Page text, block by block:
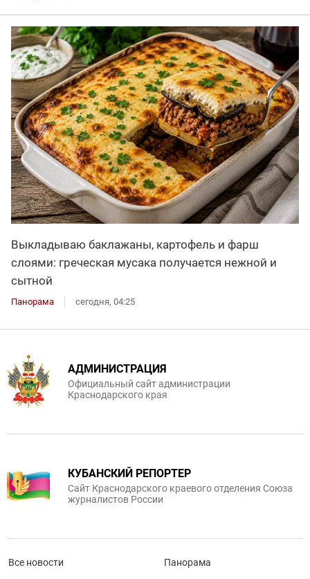
Выкладываю баклажаны, картофель и фарш
слоями: греческая мусака получается нежной и
сытной
Панорама сегодня, 04:25
АДМИНИСТРАЦИЯ
Официальный сайт администрации
Краснодарского края
КУБАНСКИЙ РЕПОРТЕР
Сайт Краснодарского краевого отделения Союза
журналистов России
Все новости Панорама